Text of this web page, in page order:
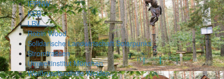
IPPNW
KEB
LBV
Robin Wood
Solidarische Landwirtschaft Solarpunks
Stromtrassen
Umweltinstitut München
Weißrusslandhilfe Weiden..